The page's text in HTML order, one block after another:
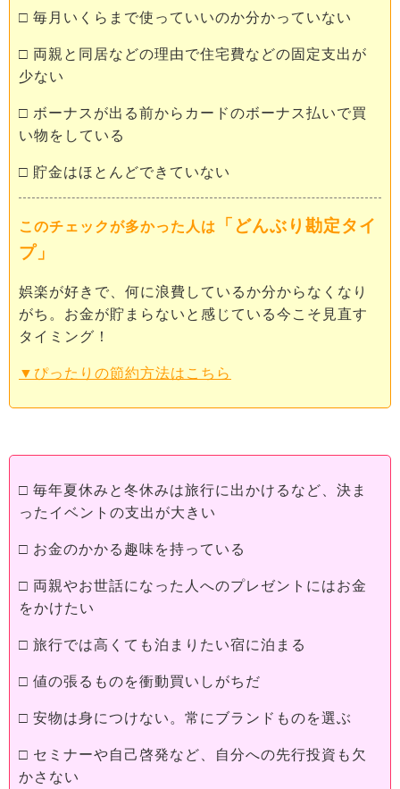
□ 毎月いくらまで使っていいのか分かっていない
□ 両親と同居などの理由で住宅費などの固定支出が
少ない
□ ボーナスが出る前からカードのボーナス払いで買
い物をしている
□ 貯金はほとんどできていない
このチェックが多かった人は
「どんぶり勘定タイ
プ」
娯楽が好きで、何に浪費しているか分からなくなり
がち。お金が貯まらないと感じている今こそ見直す
タイミング！
▼ぴったりの節約方法はこちら
□ 毎年夏休みと冬休みは旅行に出かけるなど、決ま
ったイベントの支出が大きい
□ お金のかかる趣味を持っている
□ 両親やお世話になった人へのプレゼントにはお金
をかけたい
□ 旅行では高くても泊まりたい宿に泊まる
□ 値の張るものを衝動買いしがちだ
□ 安物は身につけない。常にブランドものを選ぶ
□ セミナーや自己啓発など、自分への先行投資も欠
かさない